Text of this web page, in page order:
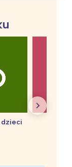
dzieci